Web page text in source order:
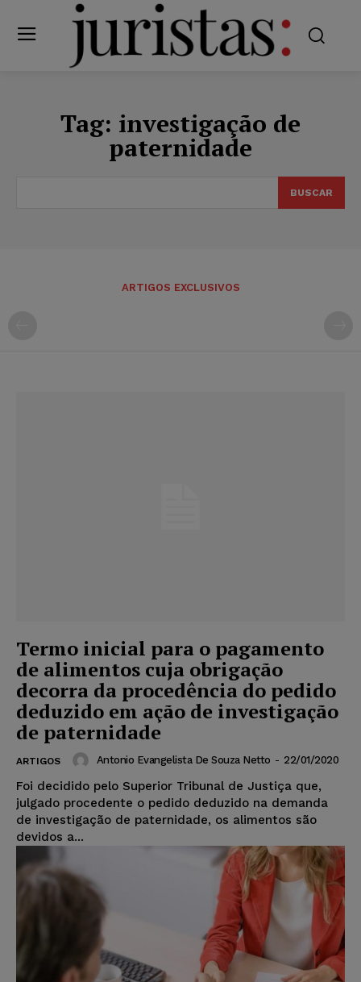
Tag: investigação de
paternidade
BUSCAR
ARTIGOS EXCLUSIVOS
Termo inicial para o pagamento
de alimentos cuja obrigação
decorra da procedência do pedido
deduzido em ação de investigação
de paternidade
ARTIGOS Antonio Evangelista De Souza Netto - 22/01/2020
Foi decidido pelo Superior Tribunal de Justiça que,
julgado procedente o pedido deduzido na demanda
de investigação de paternidade, os alimentos são
devidos a...